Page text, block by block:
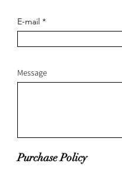
E-mail
Message
Purchase Policy